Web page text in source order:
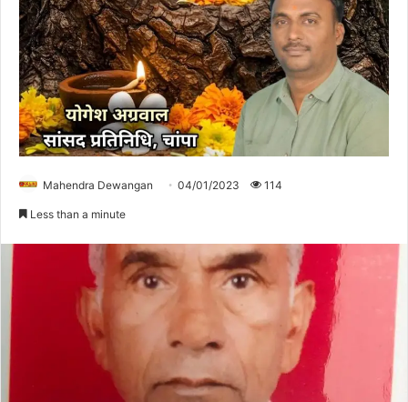
Mahendra Dewangan 04/01/2023 114
Less than a minute